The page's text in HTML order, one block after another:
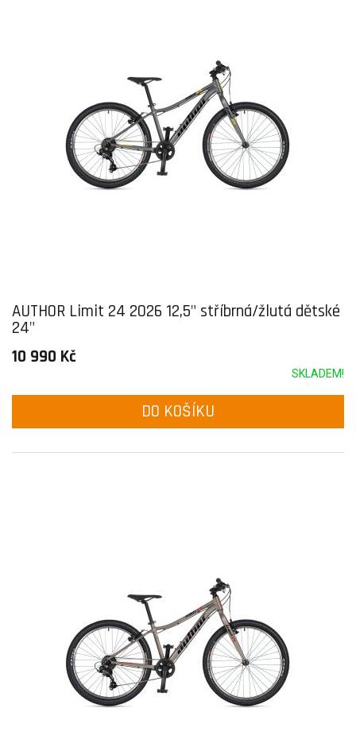
AUTHOR Limit 24 2026 12,5" stříbrná/žlutá dětské
24"
10 990 Kč
SKLADEM!
DO KOŠÍKU